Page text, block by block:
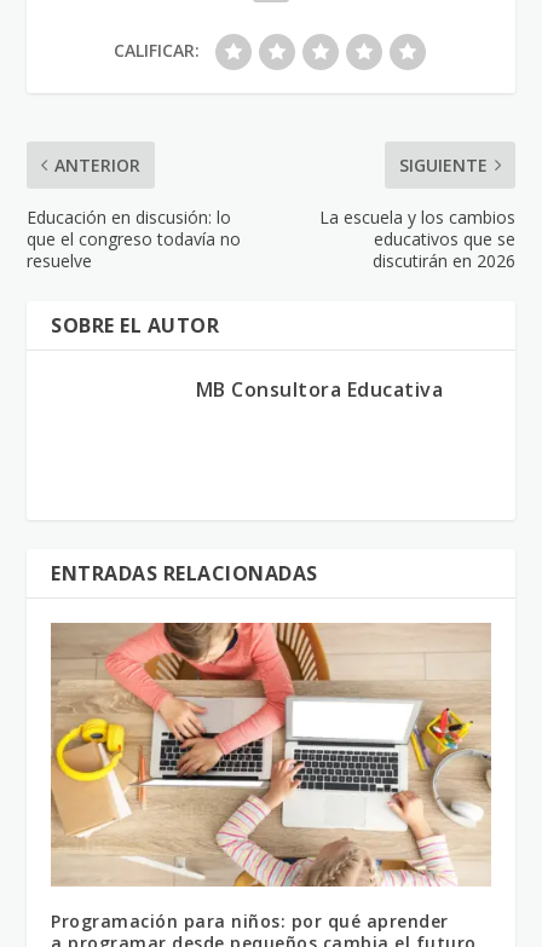
CALIFICAR:
ANTERIOR
Educación en discusión: lo
que el congreso todavía no
resuelve
SIGUIENTE
La escuela y los cambios
educativos que se
discutirán en 2026
SOBRE EL AUTOR
MB Consultora Educativa
ENTRADAS RELACIONADAS
Programación para niños: por qué aprender